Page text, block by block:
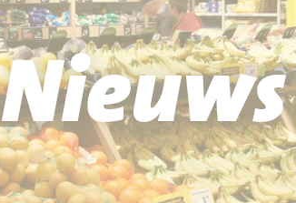
Nieuws